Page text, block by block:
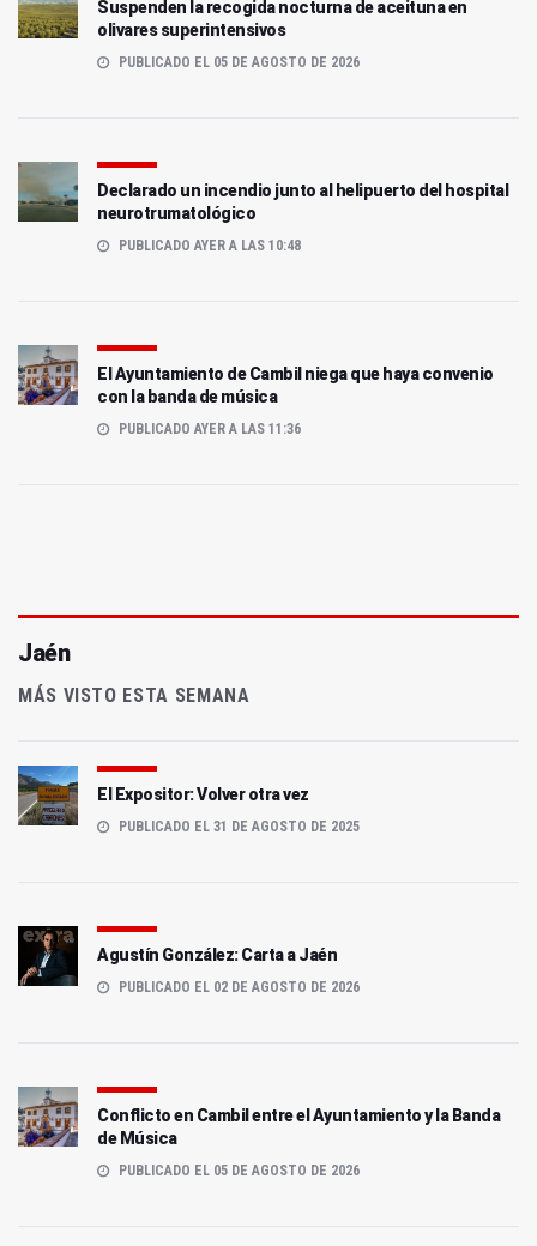
Suspenden la recogida nocturna de aceituna en
olivares superintensivos
PUBLICADO EL 05 DE AGOSTO DE 2026
Declarado un incendio junto al helipuerto del hospital
neurotrumatológico
PUBLICADO AYER A LAS 10:48
El Ayuntamiento de Cambil niega que haya convenio
con la banda de música
PUBLICADO AYER A LAS 11:36
Jaén
MÁS VISTO ESTA SEMANA
El Expositor: Volver otra vez
PUBLICADO EL 31 DE AGOSTO DE 2025
Agustín González: Carta a Jaén
PUBLICADO EL 02 DE AGOSTO DE 2026
Conflicto en Cambil entre el Ayuntamiento y la Banda
de Música
PUBLICADO EL 05 DE AGOSTO DE 2026